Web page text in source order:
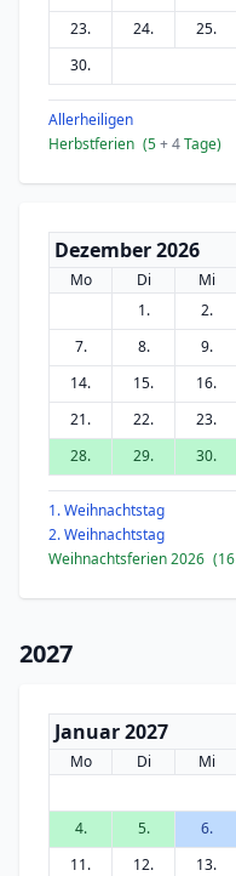
23.
24. 25.
30.
Allerheiligen
Herbstferien (5+ 4Tage)
Dezember 2026
Mo Di Mi
1.
2.
7.
8. 9.
14.
15. 16.
21.
22. 23.
28.
29. 30.
1. Weihnachtstag
2. Weihnachtstag
Weihnachtsferien 2026 (16
2027
Januar 2027
Mo Di Mi
4.
5. 6.
11.
12. 13.